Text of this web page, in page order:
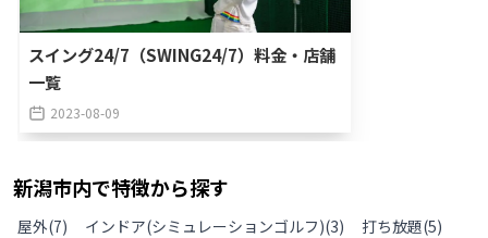
スイング24/7（SWING24/7）料金・店舗
一覧
2023-08-09
新潟市内で特徴から探す
屋外(7) インドア(シミュレーションゴルフ)(3) 打ち放題(5)